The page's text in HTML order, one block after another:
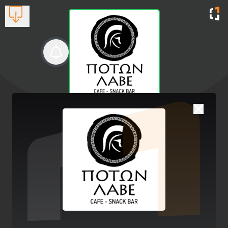
ΠΟΤΩΝ ΛΑΒΕ Cafe Snack
Bar
Street Food - coffee
Βλέπουν τώρα:
2731 028134